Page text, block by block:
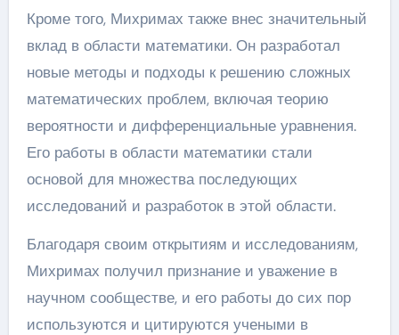
Кроме того, Михримах также внес значительный
вклад в области математики. Он разработал
новые методы и подходы к решению сложных
математических проблем, включая теорию
вероятности и дифференциальные уравнения.
Его работы в области математики стали
основой для множества последующих
исследований и разработок в этой области.
Благодаря своим открытиям и исследованиям,
Михримах получил признание и уважение в
научном сообществе, и его работы до сих пор
используются и цитируются учеными в